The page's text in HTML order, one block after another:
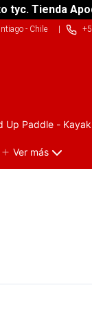
tyc. Tienda
- Chile|
Up Paddle - Kayak
Ver más